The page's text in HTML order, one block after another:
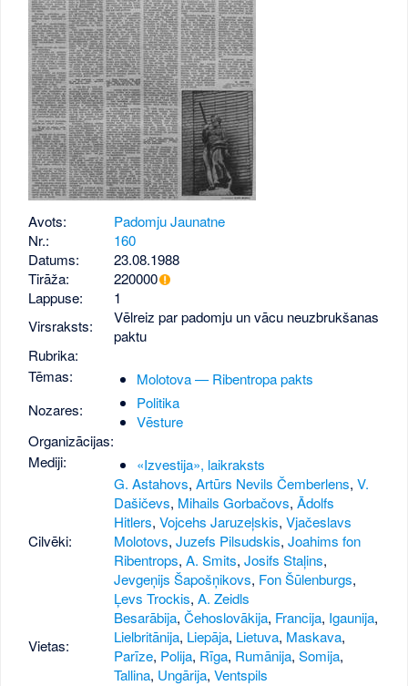
Avots:
Padomju Jaunatne
Nr.:
160
Datums:
23.08.1988
Tirāža:
220000
Lappuse:
1
Virsraksts:
Vēlreiz par padomju un vācu neuzbrukšanas
paktu
Rubrika:
Tēmas:
Molotova — Ribentropa pakts
Nozares:
Politika
Vēsture
Organizācijas:
Mediji:
«Izvestija», laikraksts
Cilvēki:
G. Astahovs,Artūrs Nevils Čemberlens,V.
Dašičevs, Mihails Gorbačovs,Ādolfs
Hitlers,Vojcehs Jaruzeļskis,Vjačeslavs
Molotovs,Juzefs Pilsudskis,Joahims fon
Ribentrops,A. Smits,Josifs Staļins,
Jevgeņijs Šapošņikovs, Fon Šūlenburgs,
Ļevs Trockis,A. Zeidls
Vietas:
Besarābija,Čehoslovākija, Francija, Igaunija,
Lielbritānija, Liepāja, Lietuva, Maskava,
Parīze, Polija, Rīga, Rumānija,Somija,
Tallina, Ungārija,Ventspils